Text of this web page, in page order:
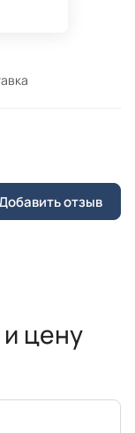
отзыв
цену